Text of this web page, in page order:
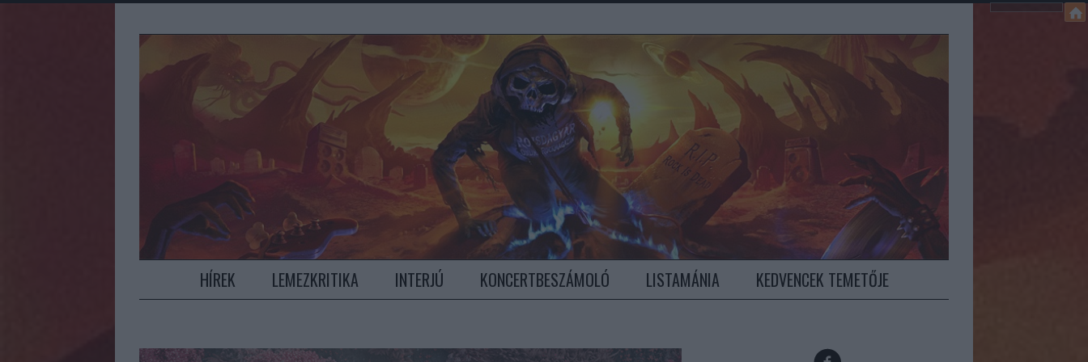
HÍREK LEMEZKRITIKA INTERJÚ KONCERTBESZÁMOLÓ LISTAMÁNIA KEDVENCEK TEMETŐJE